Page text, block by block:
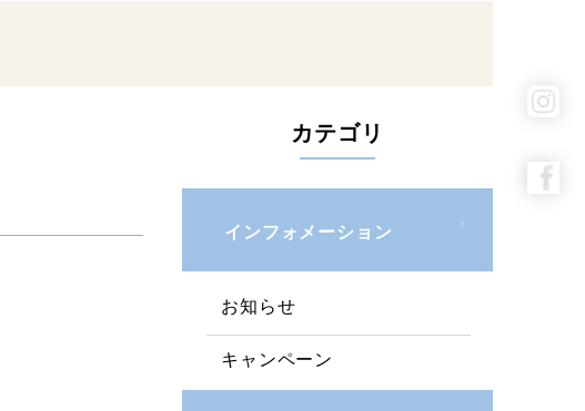
カテゴリ
インフォメーション
お知らせ
キャンペーン